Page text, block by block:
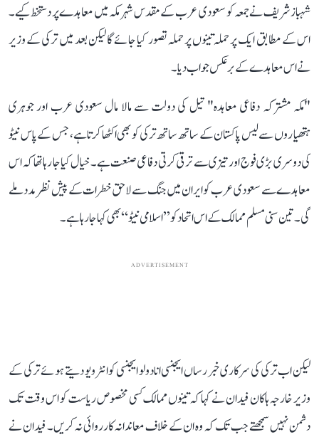
شہباز شریف نے جمعہ کو سعودی عرب کے مقدس شہر مکہ میں معاہدے پر دستخط کیے۔
اس کے مطابق ایک پر حملہ تینوں پر حملہ تصور کیا جائے گا لیکن بعد میں ترکی کے وزیر
نےاس معاہدے کے برعکس جواب دیا۔
"مکہ مشترکہ دفاعی معاہدہ" تیل کی دولت سے مالا مال سعودی عرب اور جوہری
ہتھیاروں سے لیس پاکستان کے ساتھ ساتھ ترکی کو بھی اکٹھا کرتا ہے، جس کے پاس نیٹو
کی دوسری بڑی فوج اور تیزی سے ترقی کرتی دفاعی صنعت ہے۔ خیال کیا جا رہا تھا کہ اس
معاہدے سے سعودی عرب کو ایران میں جنگ سے لاحق خطرات کے پیش نظر مدد ملے
گی۔ تین سنی مسلم ممالک کے اس اتحاد کو ’’اسلامی نیٹو‘‘ بھی کہا جا رہا ہے۔
ADVERTISEMENT
لیکن اب ترکی کی سرکاری خبر رساں ایجنسی انادولو ایجنسی کو انٹرویو دیتے ہوئے ترکی کے
وزیر خارجہ ہاکان فیدان نے کہا کہ تینوں ممالک کسی مخصوص ریاست کو اس وقت تک
دشمن نہیں سمجھتے جب تک کہ وہ ان کے خلاف معاندانہ کارروائی نہ کریں۔ فیدان نے